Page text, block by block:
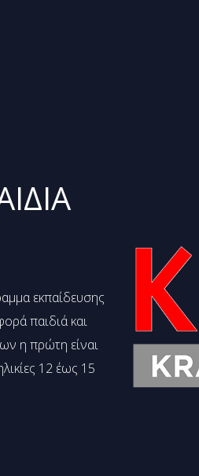
εκπαίδευσης
παιδιά και
η πρώτη είναι
12 έως 15